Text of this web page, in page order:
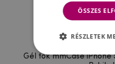
Gél tok mmCase iPhone
ÖSSZES
RÉSZLETEK